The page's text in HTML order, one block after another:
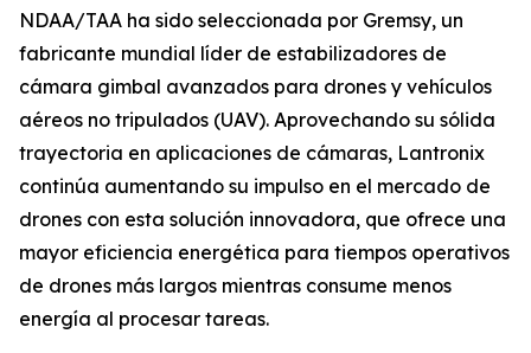
NDAA/TAA ha sido seleccionada por Gremsy, un
fabricante mundial líder de estabilizadores de
cámara gimbal avanzados para drones y vehículos
aéreos no tripulados (UAV). Aprovechando su sólida
trayectoria en aplicaciones de cámaras, Lantronix
continúa aumentando su impulso en el mercado de
drones con esta solución innovadora, que ofrece una
mayor eficiencia energética para tiempos operativos
de drones más largos mientras consume menos
energía al procesar tareas.